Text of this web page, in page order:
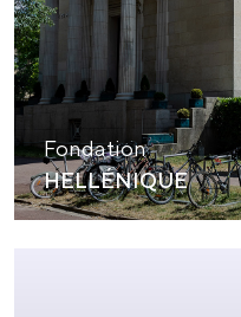
Fondation
HELLÉNIQUE